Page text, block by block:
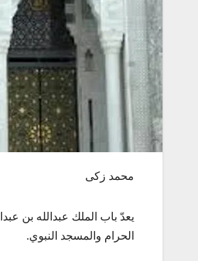
محمد زكى
يعدّ باب الملك عبدالله بن
الحرام والمسجد النبوي.